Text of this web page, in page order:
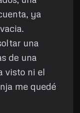
ya
una
de una
visto ni el
me quedé